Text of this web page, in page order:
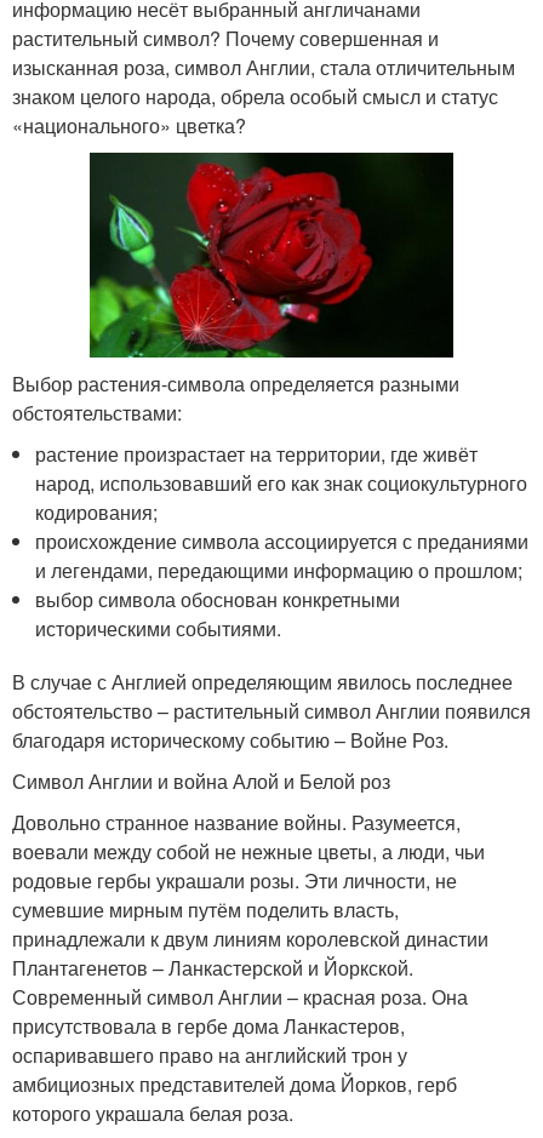
информацию несёт выбранный англичанами
растительный символ? Почему совершенная и
изысканная роза, символ Англии, стала отличительным
знаком целого народа, обрела особый смысл и статус
«национального» цветка?
Выбор растения-символа определяется разными
обстоятельствами:
растение произрастает на территории, где живёт
народ, использовавший его как знак социокультурного
кодирования;
происхождение символа ассоциируется с преданиями
и легендами, передающими информацию о прошлом;
выбор символа обоснован конкретными
историческими событиями.
В случае с Англией определяющим явилось последнее
обстоятельство – растительный символ Англии появился
благодаря историческому событию – Войне Роз.
Символ Англии и война Алой и Белой роз
Довольно странное название войны. Разумеется,
воевали между собой не нежные цветы, а люди, чьи
родовые гербы украшали розы. Эти личности, не
сумевшие мирным путём поделить власть,
принадлежали к двум линиям королевской династии
Плантагенетов – Ланкастерской и Йоркской.
Современный символ Англии – красная роза. Она
присутствовала в гербе дома Ланкастеров,
оспаривавшего право на английский трон у
амбициозных представителей дома Йорков, герб
которого украшала белая роза.